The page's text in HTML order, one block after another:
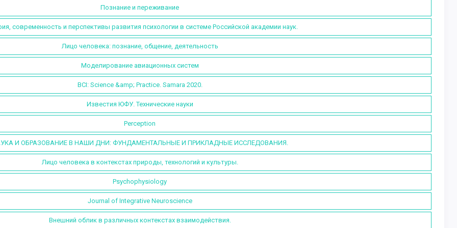
Познание и переживание
современность и перспективы развития психологии в системе Российской академии наук.
Лицо человека: познание, общение, деятельность
Моделирование авиационных систем
BCI: Science &amp; Practice. Samara 2020.
Известия ЮФУ. Технические науки
Perception
И ОБРАЗОВАНИЕ В НАШИ ДНИ: ФУНДАМЕНТАЛЬНЫЕ И ПРИКЛАДНЫЕ ИССЛЕДОВАНИЯ.
Лицо человека в контекстах природы, технологий и культуры.
Psychophysiology
Journal of Integrative Neuroscience
Внешний облик в различных контекстах взаимодействия.